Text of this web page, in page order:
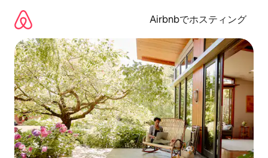
Airbnbでホスティング